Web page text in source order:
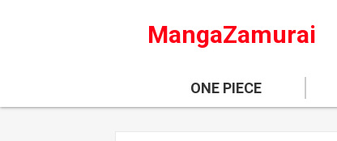
MangaZamurai
ONE PIECE